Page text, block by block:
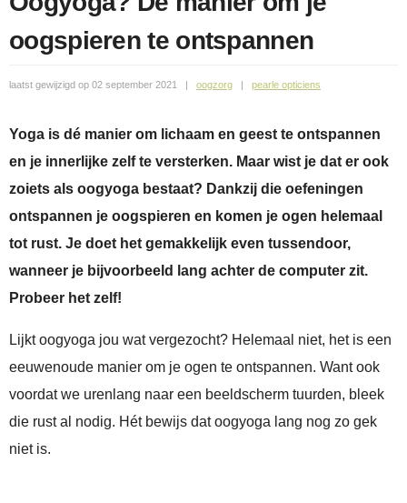
oogspieren te ontspannen
02 september 2021 oogzorg pearle opticiens
Yoga is dé manier om lichaam en geest te ontspannen
en je innerlijke zelf te versterken. Maar wist je dat er ook
zoiets als oogyoga bestaat? Dankzij die oefeningen
ontspannen je oogspieren en komen je ogen helemaal
tot rust. Je doet het gemakkelijk even tussendoor,
wanneer je bijvoorbeeld lang achter de computer zit.
Probeer het zelf!
Lijkt oogyoga jou wat vergezocht? Helemaal niet, het is een
eeuwenoude manier om je ogen te ontspannen. Want ook
voordat we urenlang naar een beeldscherm tuurden, bleek
die rust al nodig. Hét bewijs dat oogyoga lang nog zo gek
niet is.